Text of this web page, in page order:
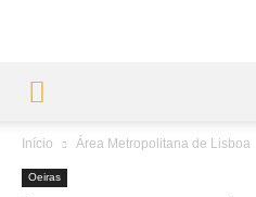
Início Área Metropolitana de Lisboa
Oeiras